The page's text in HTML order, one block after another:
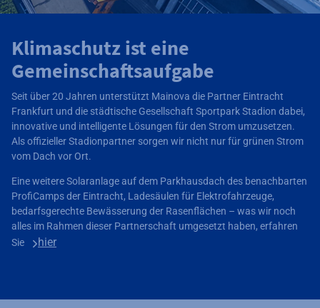
Klimaschutz ist eine
Gemeinschaftsaufgabe
Seit über 20 Jahren unterstützt Mainova die Partner Eintracht
Frankfurt und die städtische Gesellschaft Sportpark Stadion dabei,
innovative und intelligente Lösungen für den Strom umzusetzen.
Als offizieller Stadionpartner sorgen wir nicht nur für grünen Strom
vom Dach vor Ort.
Eine weitere Solaranlage auf dem Parkhausdach des benachbarten
ProfiCamps der Eintracht, Ladesäulen für Elektrofahrzeuge,
bedarfsgerechte Bewässerung der Rasenflächen – was wir noch
alles im Rahmen dieser Partnerschaft umgesetzt haben, erfahren
Sie
hier